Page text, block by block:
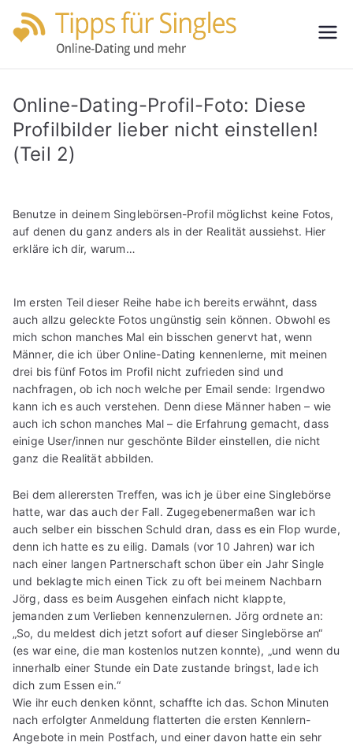
Zum
Inhalt
für
Single
Online-Dating-Profil-Foto: Diese
Profilbilder lieber nicht einstellen!
(Teil 2)
Benutze in deinem Singlebörsen-Profil möglichst keine Fotos,
auf denen du ganz anders als in der Realität aussiehst. Hier
erkläre ich dir, warum…
Im ersten Teil dieser Reihe habe ich bereits erwähnt, dass
auch allzu geleckte Fotos ungünstig sein können. Obwohl es
mich schon manches Mal ein bisschen genervt hat, wenn
Männer, die ich über Online-Dating kennenlerne, mit meinen
drei bis fünf Fotos im Profil nicht zufrieden sind und
nachfragen, ob ich noch welche per Email sende: Irgendwo
kann ich es auch verstehen. Denn diese Männer haben – wie
auch ich schon manches Mal – die Erfahrung gemacht, dass
einige User/innen nur geschönte Bilder einstellen, die nicht
ganz die Realität abbilden.
Bei dem allerersten Treffen, was ich je über eine Singlebörse
hatte, war das auch der Fall. Zugegebenermaßen war ich
auch selber ein bisschen Schuld dran, dass es ein Flop wurde,
denn ich hatte es zu eilig. Damals (vor 10 Jahren) war ich
nach einer langen Partnerschaft schon über ein Jahr Single
und beklagte mich einen Tick zu oft bei meinem Nachbarn
Jörg, dass es beim Ausgehen einfach nicht klappte,
jemanden zum Verlieben kennenzulernen. Jörg ordnete an:
„So, du meldest dich jetzt sofort auf dieser Singlebörse an“
(es war eine, die man kostenlos nutzen konnte), „und wenn du
innerhalb einer Stunde ein Date zustande bringst, lade ich
dich zum Essen ein.“
Wie ihr euch denken könnt, schaffte ich das. Schon Minuten
nach erfolgter Anmeldung flatterten die ersten Kennlern-
Angebote in mein Postfach, und einer davon hatte ein sehr